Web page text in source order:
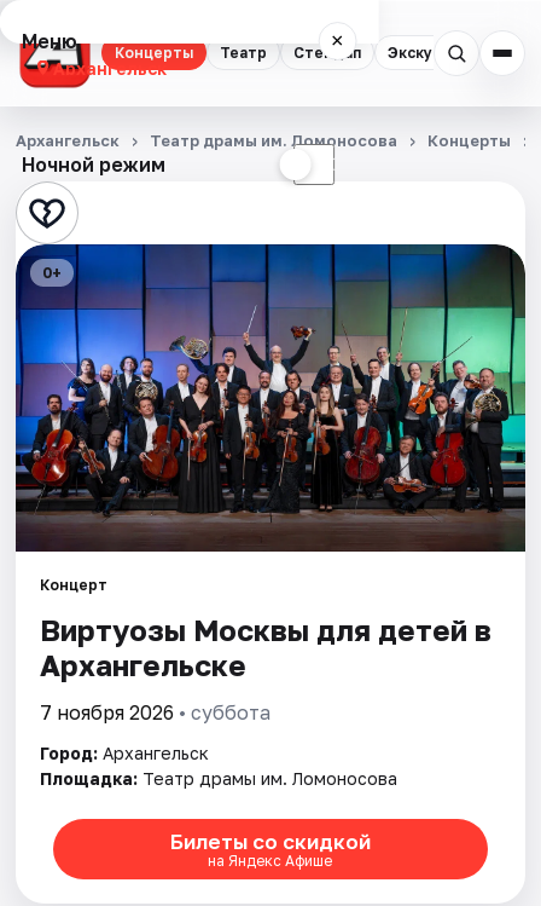
Концерты Театр Стендап Экскурсии
Меню ×
Архангельск
Концерты
Театр
Стендап
Экскурсии
Спорт
События
Города
Площадки
Рейтинги
Ночной режим ☾
Архангельск Театр драмы им. Ломоносова Концерты
0+
Концерт
Виртуозы Москвы для детей в
Архангельске
7 ноября 2026 • суббота
Город: Архангельск
Площадка: Театр драмы им. Ломоносова
Билеты со скидкой
на Яндекс Афише